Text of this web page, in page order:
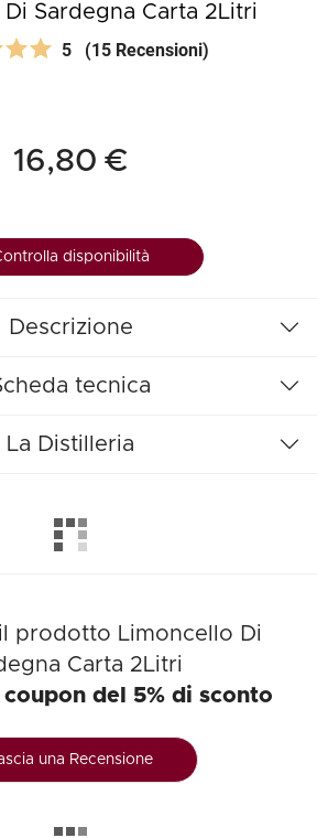
Sardegna Carta 2Litri
5 (15 Recensioni)
16,80 €
disponibilità
Descrizione
tecnica
La Distilleria
prodotto Limoncello Di
Carta 2Litri
coupon del 5% di sconto
una Recensione